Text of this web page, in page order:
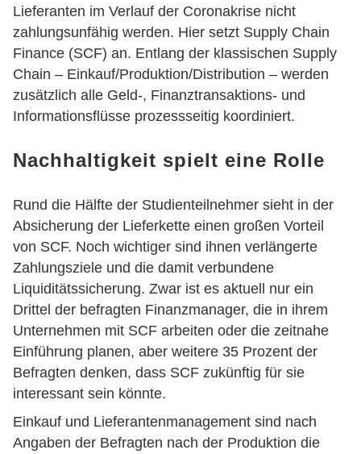
Lieferanten im Verlauf der Coronakrise nicht
zahlungsunfähig werden. Hier setzt Supply Chain
Finance (SCF) an. Entlang der klassischen Supply
Chain – Einkauf/Produktion/Distribution – werden
zusätzlich alle Geld-, Finanztransaktions- und
Informationsflüsse prozessseitig koordiniert.
Nachhaltigkeit spielt eine Rolle
Rund die Hälfte der Studienteilnehmer sieht in der
Absicherung der Lieferkette einen großen Vorteil
von SCF. Noch wichtiger sind ihnen verlängerte
Zahlungsziele und die damit verbundene
Liquiditätssicherung. Zwar ist es aktuell nur ein
Drittel der befragten Finanzmanager, die in ihrem
Unternehmen mit SCF arbeiten oder die zeitnahe
Einführung planen, aber weitere 35 Prozent der
Befragten denken, dass SCF zukünftig für sie
interessant sein könnte.
Einkauf und Lieferantenmanagement sind nach
Angaben der Befragten nach der Produktion die